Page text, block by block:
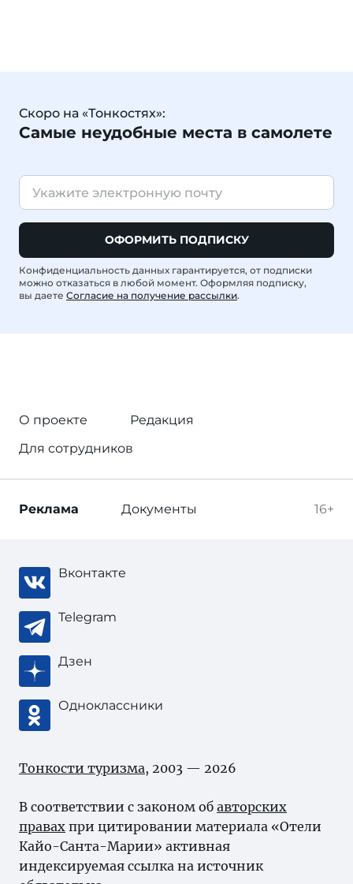
Скоро на «Тонкостях»:
Самые неудобные места в самолете
ОФОРМИТЬ ПОДПИСКУ
Конфиденциальность данных гарантируется, от подписки
можно отказаться в любой момент. Оформляя подписку,
вы даете Согласие на получение рассылки.
О проекте
Редакция
Для сотрудников
16+
Реклама Документы
Вконтакте
Telegram
Дзен
Одноклассники
Тонкости туризма, 2003 — 2026
В соответствии с законом об авторских
правах при цитировании материала «Отели
Кайо-Санта-Марии» активная
индексируемая ссылка на источник